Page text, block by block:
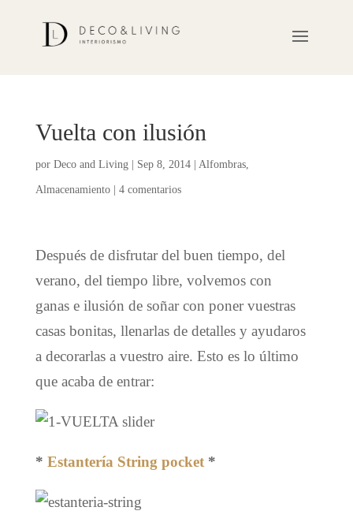
Vuelta con ilusión
por Deco and Living| Sep 8, 2014| Alfombras,
Almacenamiento| 4 comentarios
Después de disfrutar del buen tiempo, del
verano, del tiempo libre, volvemos con
ganas e ilusión de soñar con poner vuestras
casas bonitas, llenarlas de detalles y ayudaros
a decorarlas a vuestro aire. Esto es lo último
que acaba de entrar:
* Estantería String pocket*